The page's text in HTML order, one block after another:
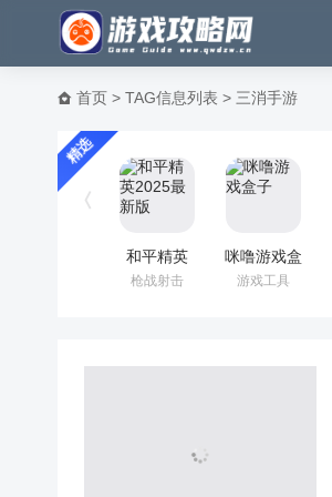
首页 > TAG信息列表 > 三消手游
精选
和平精英
2025最新
枪战射击
咪噜游戏盒
子
游戏工具